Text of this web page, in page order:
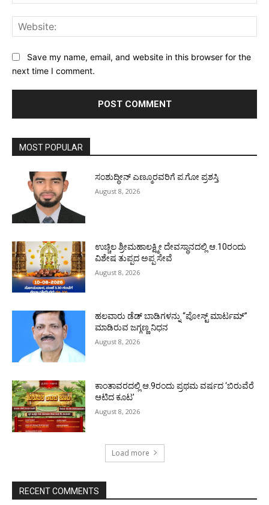
Save my name, email, and website in this browser for the
next time I comment.
MOST POPULAR
ಸಂಶುದ್ಧೀನ್ ಎಣ್ಮೂರವರಿಗೆ ಪ.ಗೋ ಪ್ರಶಸ್ತಿ
August 8, 2026
ಉಚ್ಚಿಲ ಶ್ರೀಮಹಾಲಕ್ಷ್ಮೀ ದೇವಸ್ಥಾನದಲ್ಲಿ ಆ.10ರಂದು
ವಿಶೇಷ ತುಪ್ಪದ ಅಪ್ಪ ಸೇವೆ
August 8, 2026
ಹಲವಾರು ಡೆಡ್ ಬಾಡಿಗಳನ್ನು “ಪೋಸ್ಟ್ ಮಾರ್ಟಮ್”
ಮಾಡಿರುವ ಜಗ್ಗಣ್ಣ ನಿಧನ
August 8, 2026
ಕಾಂತಾವರದಲ್ಲಿ ಆ.9ರಂದು ಪ್ರಥಮ ವರ್ಷದ ‘ಬಿರುವೆರೆ
ಆಟಿದ ಕೂಟ’
August 8, 2026
Load more
RECENT COMMENTS